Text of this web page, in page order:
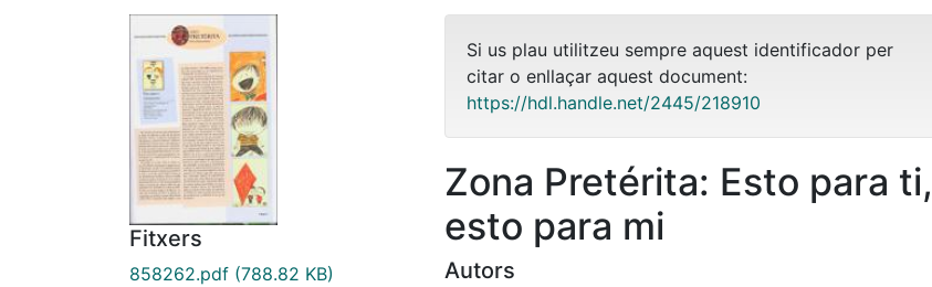
Fitxers
858262.pdf (788.82 KB)
Si us plau utilitzeu sempre aquest identificador per
citar o enllaçar aquest document:
https://hdl.handle.net/2445/218910
Zona Pretérita: Esto para ti,
esto para mi
Autors